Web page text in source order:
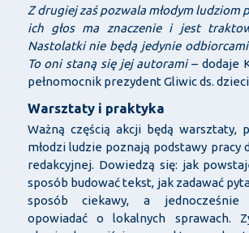
Z drugiej zaś pozwala młodym ludziom
ich głos ma znaczenie i jest
Nastolatki nie będą jedynie
To oni staną się jej autorami– dodaje
pełnomocnik prezydent Gliwic ds. dzieci
Warsztaty i praktyka
Ważną częścią akcji będą warsztaty,
młodzi ludzie poznają podstawy pracy
redakcyjnej. Dowiedzą się: jak
sposób budować tekst, jak zadawać
sposób ciekawy, a jednocześnie
opowiadać o lokalnych sprawach.